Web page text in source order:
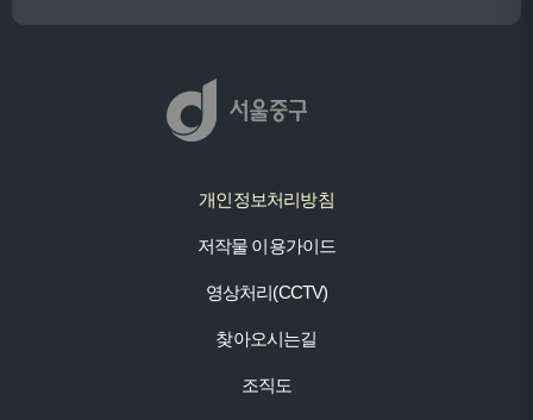
개인정보처리방침
저작물 이용가이드
영상처리(CCTV)
찾아오시는길
조직도